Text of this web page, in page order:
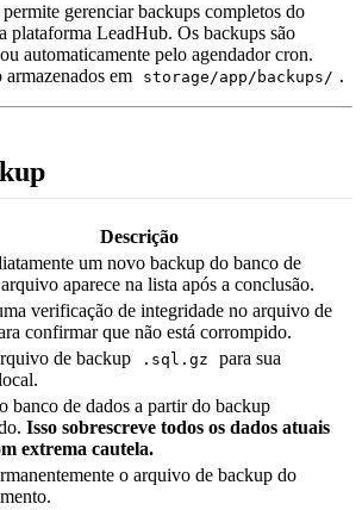
gerenciar backups completos do
plataforma LeadHub. Os backups são
automaticamente pelo agendador cron.
em
storage/app/backups/ .
Descrição
um novo backup do banco de
aparece na lista após a conclusão.
verificação de integridade no arquivo de
confirmar que não está corrompido.
de backup .sql.gz
para sua
banco de dados a partir do backup
Isso sobrescreve todos os dados atuais
extrema cautela.
o arquivo de backup do